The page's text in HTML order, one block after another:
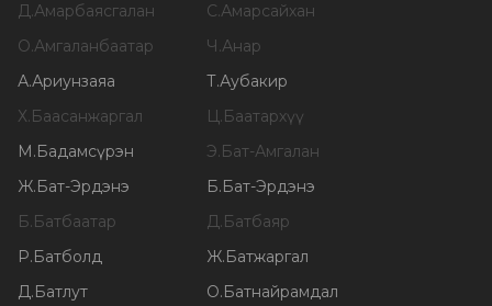
Д.Амарбаясгалан С.Амарсайхан
О.Амгаланбаатар Ч.Анар
А.Ариунзаяа Т.Аубакир
Х.Баасанжаргал Ц.Баатархүү
М.Бадамсүрэн Э.Бат-Амгалан
Ж.Бат-Эрдэнэ Б.Бат-Эрдэнэ
Б.Батбаатар Д.Батбаяр
Р.Батболд Ж.Батжаргал
Д.Батлут О.Батнайрамдал